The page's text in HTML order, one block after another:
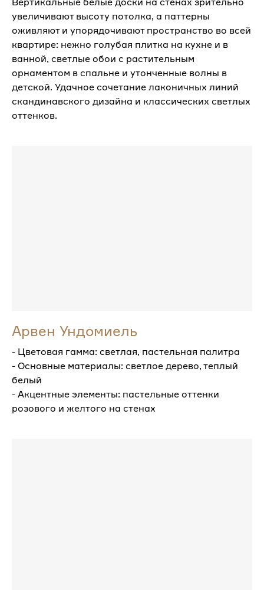
увеличивают высоту потолка, а паттерны
оживляют и упорядочивают пространство во всей
квартире: нежно голубая плитка на кухне и в
ванной, светлые обои с растительным
орнаментом в спальне и утонченные волны в
детской. Удачное сочетание лаконичных линий
скандинавского дизайна и классических светлых
оттенков.
Арвен Ундомиель
- Цветовая гамма: светлая, пастельная палитра
- Основные материалы: светлое дерево, теплый
белый
- Акцентные элементы: пастельные оттенки
розового и желтого на стенах